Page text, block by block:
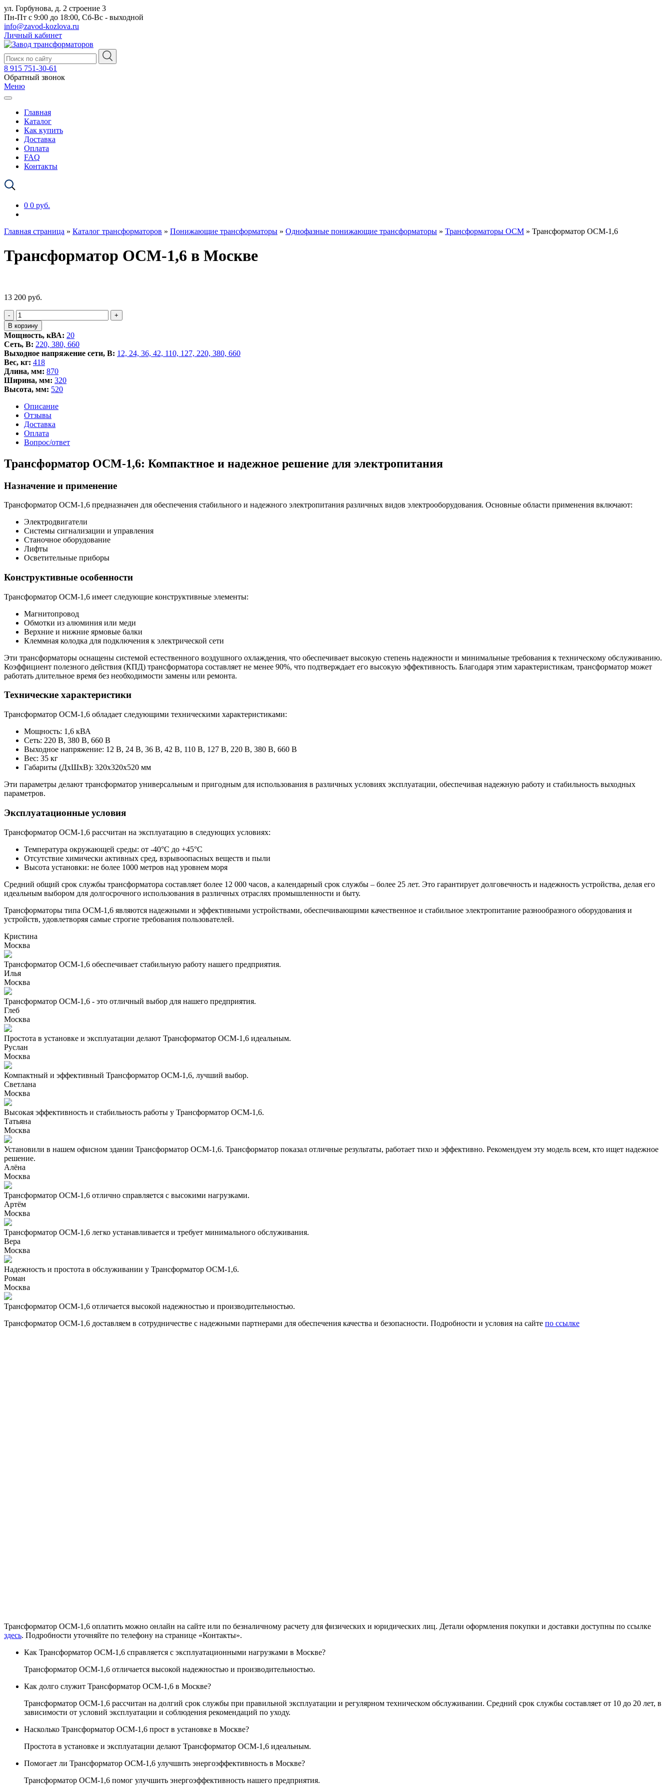
ул. Горбунова, д. 2 строение 3
Пн-Пт с 9:00 до 18:00, Сб-Вс - выходной
info@zavod-kozlova.ru
Личный кабинет
8 915 751-30-61
Обратный звонок
Меню
Главная
Каталог
Как купить
Доставка
Оплата
FAQ
Контакты
0 0 руб.
Главная страница » Каталог трансформаторов » Понижающие трансформаторы » Однофазные понижающие трансформаторы » Трансформаторы ОСМ » Трансформатор ОСМ-1,6
Трансформатор ОСМ-1,6 в Москве
13 200 руб.
-
Количество
товара
Трансформатор
ОСМ-1,6
+
В корзину
Мощность, кВА: 20
Сеть, В: 220, 380, 660
Выходное напряжение сети, В: 12, 24, 36, 42, 110, 127, 220, 380, 660
Вес, кг: 418
Длина, мм: 870
Ширина, мм: 320
Высота, мм: 520
Описание
Отзывы
Доставка
Оплата
Вопрос/ответ
Трансформатор ОСМ-1,6: Компактное и надежное решение для электропитания
Назначение и применение
Трансформатор ОСМ-1,6 предназначен для обеспечения стабильного и надежного электропитания различных видов электрооборудования. Основные области применения включают:
Электродвигатели
Системы сигнализации и управления
Станочное оборудование
Лифты
Осветительные приборы
Конструктивные особенности
Трансформатор ОСМ-1,6 имеет следующие конструктивные элементы:
Магнитопровод
Обмотки из алюминия или меди
Верхние и нижние ярмовые балки
Клеммная колодка для подключения к электрической сети
Эти трансформаторы оснащены системой естественного воздушного охлаждения, что обеспечивает высокую степень надежности и минимальные требования к техническому обслуживанию.
Коэффициент полезного действия (КПД) трансформатора составляет не менее 90%, что подтверждает его высокую эффективность. Благодаря этим характеристикам, трансформатор может
работать длительное время без необходимости замены или ремонта.
Технические характеристики
Трансформатор ОСМ-1,6 обладает следующими техническими характеристиками:
Мощность: 1,6 кВА
Сеть: 220 В, 380 В, 660 В
Выходное напряжение: 12 В, 24 В, 36 В, 42 В, 110 В, 127 В, 220 В, 380 В, 660 В
Вес: 35 кг
Габариты (ДхШхВ): 320х320х520 мм
Эти параметры делают трансформатор универсальным и пригодным для использования в различных условиях эксплуатации, обеспечивая надежную работу и стабильность выходных
параметров.
Эксплуатационные условия
Трансформатор ОСМ-1,6 рассчитан на эксплуатацию в следующих условиях:
Температура окружающей среды: от -40°C до +45°C
Отсутствие химически активных сред, взрывоопасных веществ и пыли
Высота установки: не более 1000 метров над уровнем моря
Средний общий срок службы трансформатора составляет более 12 000 часов, а календарный срок службы – более 25 лет. Это гарантирует долговечность и надежность устройства, делая его
идеальным выбором для долгосрочного использования в различных отраслях промышленности и быту.
Трансформаторы типа ОСМ-1,6 являются надежными и эффективными устройствами, обеспечивающими качественное и стабильное электропитание разнообразного оборудования и
устройств, удовлетворяя самые строгие требования пользователей.
Кристина
Москва
Трансформатор ОСМ-1,6 обеспечивает стабильную работу нашего предприятия.
Илья
Москва
Трансформатор ОСМ-1,6 - это отличный выбор для нашего предприятия.
Глеб
Москва
Простота в установке и эксплуатации делают Трансформатор ОСМ-1,6 идеальным.
Руслан
Москва
Компактный и эффективный Трансформатор ОСМ-1,6, лучший выбор.
Светлана
Москва
Высокая эффективность и стабильность работы у Трансформатор ОСМ-1,6.
Татьяна
Москва
Установили в нашем офисном здании Трансформатор ОСМ-1,6. Трансформатор показал отличные результаты, работает тихо и эффективно. Рекомендуем эту модель всем, кто ищет надежное
решение.
Алёна
Москва
Трансформатор ОСМ-1,6 отлично справляется с высокими нагрузками.
Артём
Москва
Трансформатор ОСМ-1,6 легко устанавливается и требует минимального обслуживания.
Вера
Москва
Надежность и простота в обслуживании у Трансформатор ОСМ-1,6.
Роман
Москва
Трансформатор ОСМ-1,6 отличается высокой надежностью и производительностью.
Трансформатор ОСМ-1,6 доставляем в сотрудничестве с надежными партнерами для обеспечения качества и безопасности. Подробности и условия на сайте по ссылке
Трансформатор ОСМ-1,6 оплатить можно онлайн на сайте или по безналичному расчету для физических и юридических лиц. Детали оформления покупки и доставки доступны по ссылке
здесь. Подробности уточняйте по телефону на странице «Контакты».
Как Трансформатор ОСМ-1,6 справляется с эксплуатационными нагрузками в Москве?
Трансформатор ОСМ-1,6 отличается высокой надежностью и производительностью.
Как долго служит Трансформатор ОСМ-1,6 в Москве?
Трансформатор ОСМ-1,6 рассчитан на долгий срок службы при правильной эксплуатации и регулярном техническом обслуживании. Средний срок службы составляет от 10 до 20 лет, в
зависимости от условий эксплуатации и соблюдения рекомендаций по уходу.
Насколько Трансформатор ОСМ-1,6 прост в установке в Москве?
Простота в установке и эксплуатации делают Трансформатор ОСМ-1,6 идеальным.
Помогает ли Трансформатор ОСМ-1,6 улучшить энергоэффективность в Москве?
Трансформатор ОСМ-1,6 помог улучшить энергоэффективность нашего предприятия.